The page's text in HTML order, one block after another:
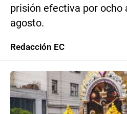
prisión efectiva por ocho
agosto.
Redacción EC